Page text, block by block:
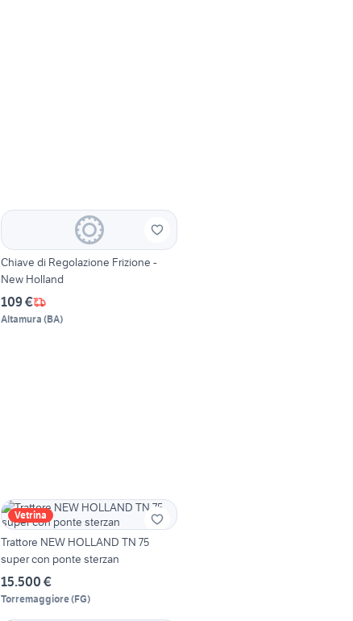
Chiave di Regolazione Frizione -
New Holland
109 €
Altamura (BA)
Vetrina
Trattore NEW HOLLAND TN 75
super con ponte sterzan
15.500 €
Torremaggiore(FG)